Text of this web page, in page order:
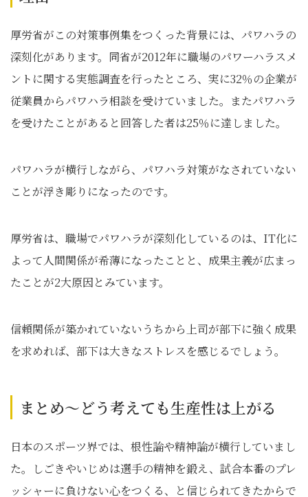
厚労省がこの対策事例集をつくった背景には、パワハラの
深刻化があります。同省が2012年に職場のパワーハラスメ
ントに関する実態調査を行ったところ、実に32％の企業が
従業員からパワハラ相談を受けていました。またパワハラ
を受けたことがあると回答した者は25％に達しました。
パワハラが横行しながら、パワハラ対策がなされていない
ことが浮き彫りになったのです。
厚労省は、職場でパワハラが深刻化しているのは、IT化に
よって人間関係が希薄になったことと、成果主義が広まっ
たことが2大原因とみています。
信頼関係が築かれていないうちから上司が部下に強く成果
を求めれば、部下は大きなストレスを感じるでしょう。
まとめ～どう考えても生産性は上がる
日本のスポーツ界では、根性論や精神論が横行していまし
た。しごきやいじめは選手の精神を鍛え、試合本番のプレ
ッシャーに負けない心をつくる、と信じられてきたからで